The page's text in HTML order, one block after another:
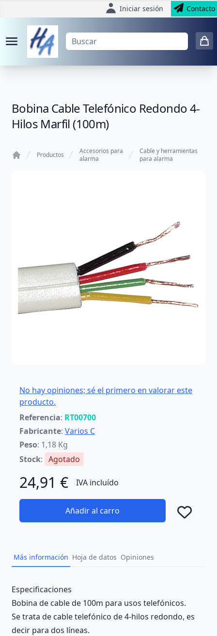
Iniciar sesión Contacto
Bobina Cable Telefónico Redondo 4-
Hilos Marfil (100m)
Productos
Accesorios para
alarma
Cable y herramientas
para alarma
No hay opiniones; sé el primero en valorar este
producto.
Referencia: RT00700
Fabricante: Varios C
Peso: 1,18 Kg
Stock: Agotado
24,91 € IVA incluído
Añadir al carro
Más información Hoja de datos Opiniones
Description
Especificaciones
Bobina de cable de 100m para usos telefónicos.
Se trata de cable telefónico de 4-hilos redondo, es
decir para dos líneas.